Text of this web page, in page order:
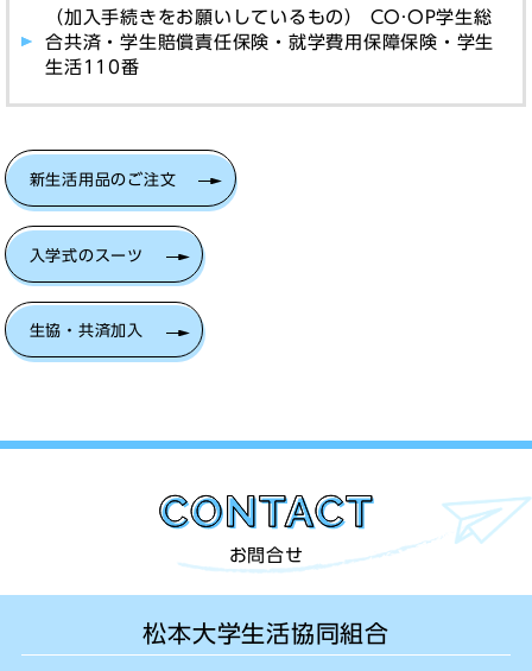
（加入手続きをお願いしているもの） CO·OP学生総
合共済・学生賠償責任保険・就学費用保障保険・学生
生活110番
新生活用品のご注文
入学式のスーツ
生協・共済加入
お問合せ
松本大学生活協同組合